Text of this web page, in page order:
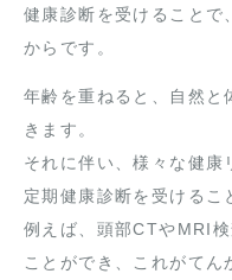
健康診断を受けることで
からです。
年齢を重ねると、自然と
きます。
それに伴い、様々な健康
定期健康診断を受けるこ
例えば、頭部CTやMRI
ことができ、これがてん